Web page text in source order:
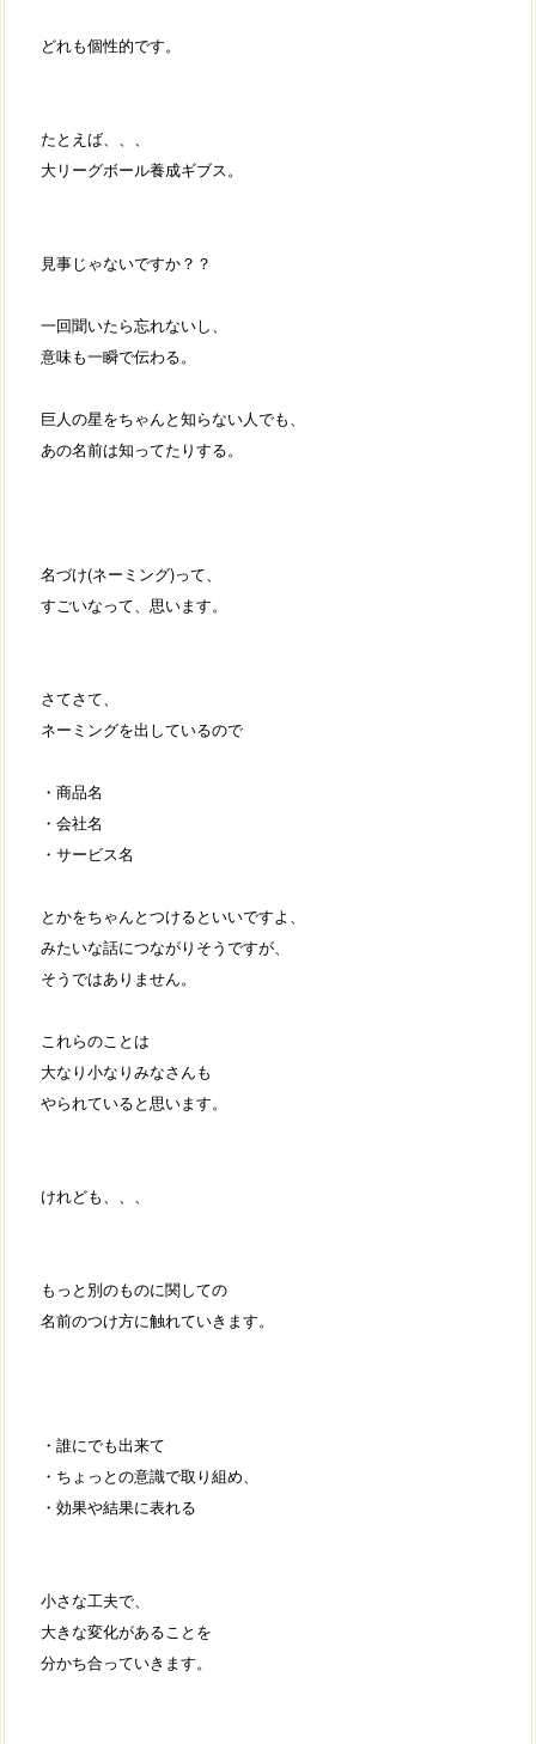
どれも個性的です。
たとえば、、、
大リーグボール養成ギブス。
見事じゃないですか？？
一回聞いたら忘れないし、
意味も一瞬で伝わる。
巨人の星をちゃんと知らない人でも、
あの名前は知ってたりする。
名づけ(ネーミング)って、
すごいなって、思います。
さてさて、
ネーミングを出しているので
・商品名
・会社名
・サービス名
とかをちゃんとつけるといいですよ、
みたいな話につながりそうですが、
そうではありません。
これらのことは
大なり小なりみなさんも
やられていると思います。
けれども、、、
もっと別のものに関しての
名前のつけ方に触れていきます。
・誰にでも出来て
・ちょっとの意識で取り組め、
・効果や結果に表れる
小さな工夫で、
大きな変化があることを
分かち合っていきます。